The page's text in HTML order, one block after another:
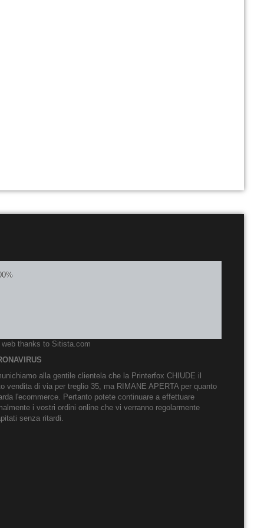
web thanks to Sitista.com
alla gentile clientela che la Printerfox CHIUDE il
vendita di via per treglio 35, ma RIMANE APERTA per quanto
l'ecommerce. Pertanto potete continuare a effettuare
i vostri ordini online che vi verranno regolarmente
senza ritardi.